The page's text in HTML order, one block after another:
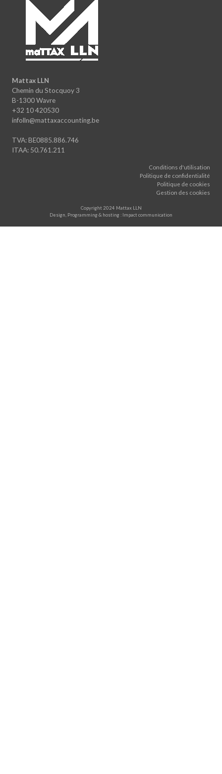
Mattax LLN
Chemin du Stocquoy 3
B-1300 Wavre
+32 10 420530
infolln@mattaxaccounting.be
TVA: BE0885.886.746
ITAA: 50.761.211
Conditions d'utilisation
Politique de confidentialité
Politique de cookies
Gestion des cookies
Copyright 2024 Mattax LLN
Design, Programming & hosting : Impact communication